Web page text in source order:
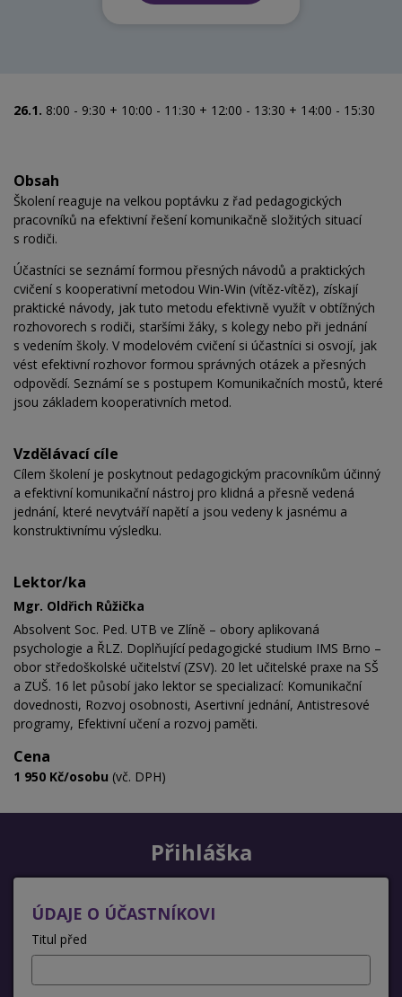
26.1. 8:00 - 9:30 + 10:00 - 11:30 + 12:00 - 13:30 + 14:00 - 15:30
Obsah
Školení reaguje na velkou poptávku z řad pedagogických
pracovníků na efektivní řešení komunikačně složitých situací
s rodiči.
Účastníci se seznámí formou přesných návodů a praktických
cvičení s kooperativní metodou Win-Win (vítěz-vítěz), získají
praktické návody, jak tuto metodu efektivně využít v obtížných
rozhovorech s rodiči, staršími žáky, s kolegy nebo při jednání
s vedením školy. V modelovém cvičení si účastníci si osvojí, jak
vést efektivní rozhovor formou správných otázek a přesných
odpovědí. Seznámí se s postupem Komunikačních mostů, které
jsou základem kooperativních metod.
Vzdělávací cíle
Cílem školení je poskytnout pedagogickým pracovníkům účinný
a efektivní komunikační nástroj pro klidná a přesně vedená
jednání, které nevytváří napětí a jsou vedeny k jasnému a
konstruktivnímu výsledku.
Lektor/ka
Mgr. Oldřich Růžička
Absolvent Soc. Ped. UTB ve Zlíně – obory aplikovaná
psychologie a ŘLZ. Doplňující pedagogické studium IMS Brno –
obor středoškolské učitelství (ZSV). 20 let učitelské praxe na SŠ
a ZUŠ. 16 let působí jako lektor se specializací: Komunikační
dovednosti, Rozvoj osobnosti, Asertivní jednání, Antistresové
programy, Efektivní učení a rozvoj paměti.
Cena
1 950 Kč/osobu (vč. DPH)
Přihláška
ÚDAJE O ÚČASTNÍKOVI
Titul před